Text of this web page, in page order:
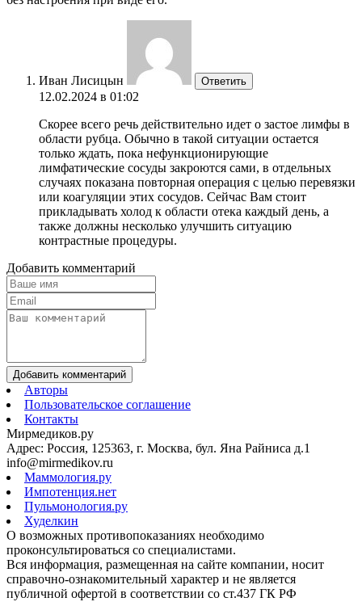
Иван Лисицын Ответить
12.02.2024 в 01:02
Скорее всего речь действительно идет о застое лимфы в
области рубца. Обычно в такой ситуации остается
только ждать, пока нефункционирующие
лимфатические сосуды закроются сами, в отдельных
случаях показана повторная операция с целью перевязки
или коагуляции этих сосудов. Сейчас Вам стоит
прикладывать холод к области отека каждый день, а
также должны несколько улучшить ситуацию
контрастные процедуры.
Добавить комментарий
Добавить комментарий
Авторы
Пользовательское соглашение
Контакты
Мирмедиков.ру
Адрес: Россия, 125363, г. Москва, бул. Яна Райниса д.1
info@mirmedikov.ru
Маммология.ру
Импотенция.нет
Пульмонология.ру
Худелкин
О возможных противопоказаниях необходимо
проконсультироваться со специалистами.
Вся информация, размещенная на сайте компании, носит
справочно-ознакомительный характер и не является
публичной офертой в соответствии со ст.437 ГК РФ